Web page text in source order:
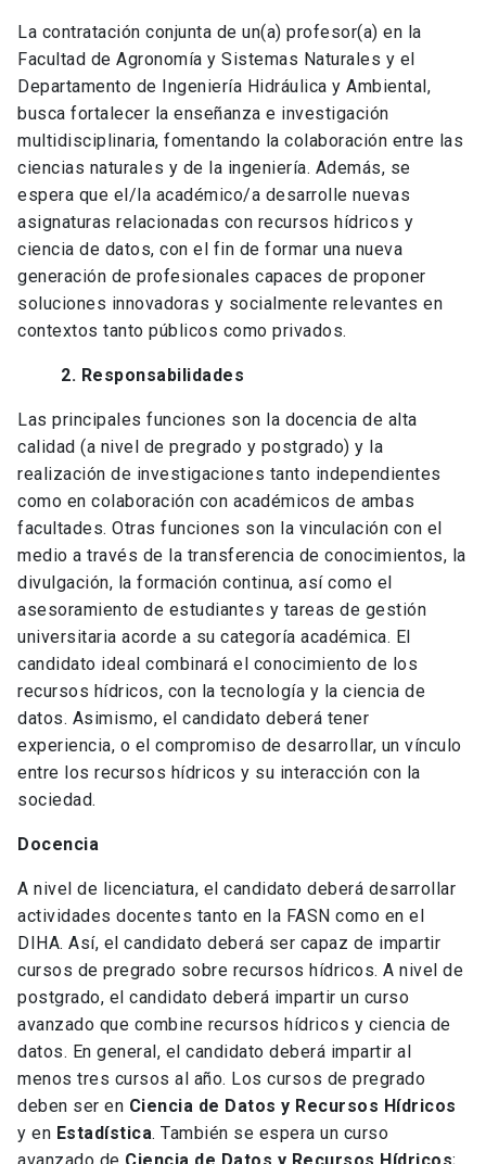
La contratación conjunta de un(a) profesor(a) en la
Facultad de Agronomía y Sistemas Naturales y el
Departamento de Ingeniería Hidráulica y Ambiental,
busca fortalecer la enseñanza e investigación
multidisciplinaria, fomentando la colaboración entre las
ciencias naturales y de la ingeniería. Además, se
espera que el/la académico/a desarrolle nuevas
asignaturas relacionadas con recursos hídricos y
ciencia de datos, con el fin de formar una nueva
generación de profesionales capaces de proponer
soluciones innovadoras y socialmente relevantes en
contextos tanto públicos como privados.
2. Responsabilidades
Las principales funciones son la docencia de alta
calidad (a nivel de pregrado y postgrado) y la
realización de investigaciones tanto independientes
como en colaboración con académicos de ambas
facultades. Otras funciones son la vinculación con el
medio a través de la transferencia de conocimientos, la
divulgación, la formación continua, así como el
asesoramiento de estudiantes y tareas de gestión
universitaria acorde a su categoría académica. El
candidato ideal combinará el conocimiento de los
recursos hídricos, con la tecnología y la ciencia de
datos. Asimismo, el candidato deberá tener
experiencia, o el compromiso de desarrollar, un vínculo
entre los recursos hídricos y su interacción con la
sociedad.
Docencia
A nivel de licenciatura, el candidato deberá desarrollar
actividades docentes tanto en la FASN como en el
DIHA. Así, el candidato deberá ser capaz de impartir
cursos de pregrado sobre recursos hídricos. A nivel de
postgrado, el candidato deberá impartir un curso
avanzado que combine recursos hídricos y ciencia de
datos. En general, el candidato deberá impartir al
menos tres cursos al año. Los cursos de pregrado
deben ser en Ciencia de Datos y Recursos Hídricos
y en Estadística. También se espera un curso